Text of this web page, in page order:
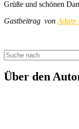
Grüße und schönen
Gastbeitrag von Adam
Über den